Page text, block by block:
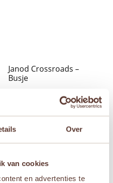
Over
van cookies
en advertenties te
Janod Crossroads –
Busje